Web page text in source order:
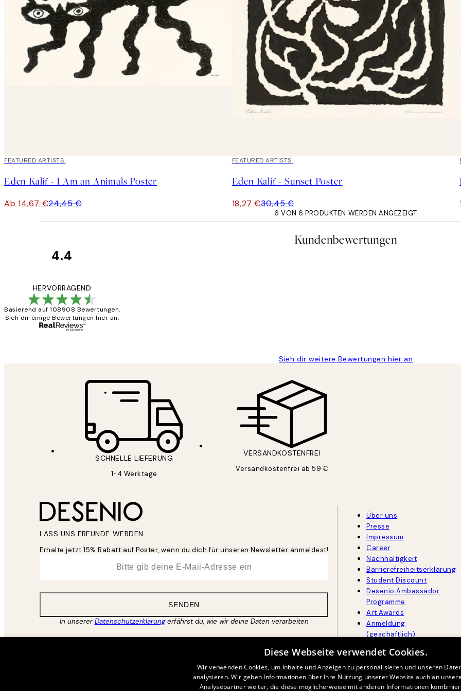
40%*
FEATURED ARTISTS
Eden Kalif - I Am an Animals Poster
Ab 14,67 €24,45 €
40%*
FEATURED ARTISTS
Eden Kalif - Sunset Poster
18,27 €30,45 €
6 VON 6 PRODUKTEN WERDEN ANGEZEIGT
Kundenbewertungen
4.4
HERVORRAGEND
Basierend auf 108908 Bewertungen.
Sieh dir einige Bewertungen hier an.
Sieh dir weitere Bewertungen hier an
SCHNELLE LIEFERUNG
1-4 Werktage
VERSANDKOSTENFREI
Versandkostenfrei ab 59 €
LASS UNS FREUNDE WERDEN
Erhalte jetzt 15% Rabatt auf Poster, wenn du dich für unseren Newsletter anmeldest!
SENDEN
In unsererDatenschutzerklärungerfährst du, wie wir deine Daten verarbeiten
Über uns
Presse
Impressum
Career
Nachhaltigkeit
Barrierefreiheitserklärung
Student Discount
Desenio Ambassador
Programme
Art Awards
Anmeldung
(geschäftlich)
GERDEUTSCH
Diese Webseite verwendet Cookies.
Wir verwenden Cookies, um Inhalte und Anzeigen zu personalisieren und unseren
analysieren. Wir geben Informationen über Ihre Nutzung unserer Website auch an
Analysepartner weiter, die diese möglicherweise mit anderen Informationen